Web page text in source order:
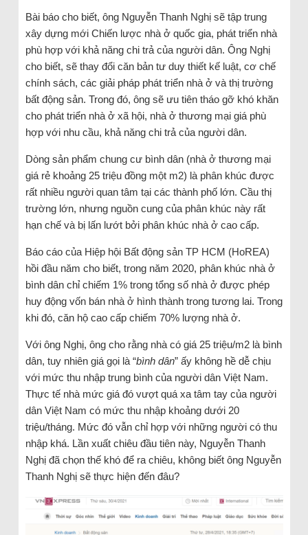
Bài báo cho biết, ông Nguyễn Thanh Nghị sẽ tập trung
xây dựng mới Chiến lược nhà ở quốc gia, phát triển nhà
phù hợp với khả năng chi trả của người dân. Ông Nghị
cho biết, sẽ thay đổi căn bản tư duy thiết kế luật, cơ chế
chính sách, các giải pháp phát triển nhà ở và thị trường
bất động sản. Trong đó, ông sẽ ưu tiên tháo gỡ khó khăn
cho phát triển nhà ở xã hội, nhà ở thương mại giá phù
hợp với nhu cầu, khả năng chi trả của người dân.
Dòng sản phẩm chung cư bình dân (nhà ở thương mại
giá rẻ khoảng 25 triệu đồng một m2) là phân khúc được
rất nhiều người quan tâm tại các thành phố lớn. Cầu thị
trường lớn, nhưng nguồn cung của phân khúc này rất
hạn chế và bị lấn lướt bởi phân khúc nhà ở cao cấp.
Báo cáo của Hiệp hội Bất động sản TP HCM (HoREA)
hồi đầu năm cho biết, trong năm 2020, phân khúc nhà ở
bình dân chỉ chiếm 1% trong tổng số nhà ở được phép
huy động vốn bán nhà ở hình thành trong tương lai. Trong
khi đó, căn hộ cao cấp chiếm 70% lượng nhà ở.
Với ông Nghị, ông cho rằng nhà có giá 25 triệu/m2 là bình
dân, tuy nhiên giá gọi là “bình dân” ấy không hề dễ chịu
với mức thu nhập trung bình của người dân Việt Nam.
Thực tế nhà mức giá đó vượt quá xa tâm tay của người
dân Việt Nam có mức thu nhập khoảng dưới 20
triệu/tháng. Mức đó vẫn chỉ hợp với những người có thu
nhập khá. Lần xuất chiêu đầu tiên này, Nguyễn Thanh
Nghị đã chọn thế khó để ra chiêu, không biết ông Nguyễn
Thanh Nghị sẽ thực hiện đến đâu?